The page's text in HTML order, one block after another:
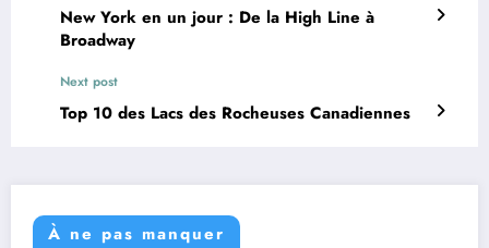
New York en un jour : De la High Line à
Broadway
Next post
Top 10 des Lacs des Rocheuses Canadiennes
À ne pas manquer